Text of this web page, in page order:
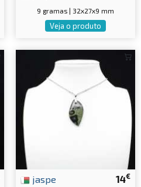
9 gramas | 32x27x9 mm
Veja o produto
14€
jaspe